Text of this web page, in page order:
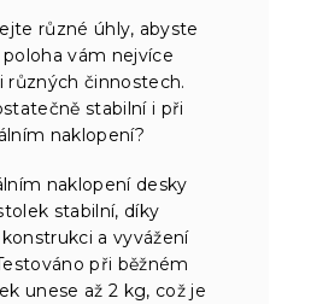
různé úhly, abyste
poloha vám nejvíce
různých činnostech.
stabilní i při
naklopení?
naklopení desky
stabilní, díky
a vyvážení
při běžném
unese až 2 kg, což je